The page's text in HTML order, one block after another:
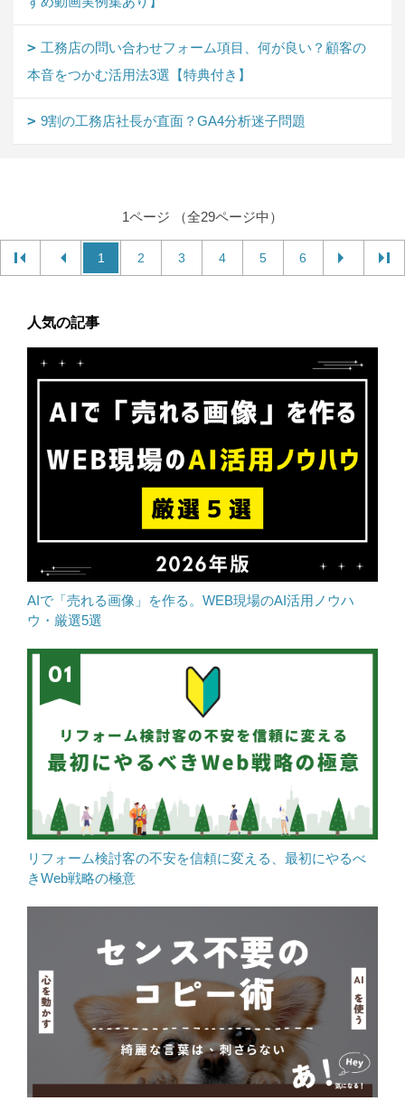
工務店の問い合わせフォーム項目、何が良い？顧客の
本音をつかむ活用法3選【特典付き】
9割の工務店社長が直面？GA4分析迷子問題
1ページ （全29ページ中）
1 2 3 4 5 6
人気の記事
AIで「売れる画像」を作る。WEB現場のAI活用ノウハ
ウ・厳選5選
リフォーム検討客の不安を信頼に変える、最初にやるべ
きWeb戦略の極意